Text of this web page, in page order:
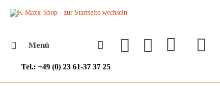
Tel.: +49 (0) 23 61-37 37 25
Menü